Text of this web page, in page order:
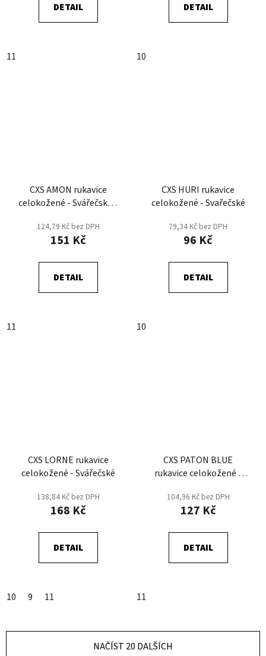
DETAIL
11
DETAIL
10
CXS AMON rukavice
celokožené - Svářečské -
124,79 Kč bez DPH
151 Kč
DETAIL
11
CXS HURI rukavice
celokožené - Svařečské
79,34 Kč bez DPH
96 Kč
DETAIL
10
CXS LORNE rukavice
celokožené - Svářečské
138,84 Kč bez DPH
168 Kč
DETAIL
10 9 11
CXS PATON BLUE
rukavice celokožené -
104,96 Kč bez DPH
127 Kč
DETAIL
11
NAČÍST 20 DALŠÍCH